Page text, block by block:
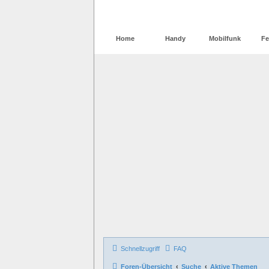
Home Handy Mobilfunk
Schnellzugriff FAQ
Foren-Übersicht Suche Aktive Themen